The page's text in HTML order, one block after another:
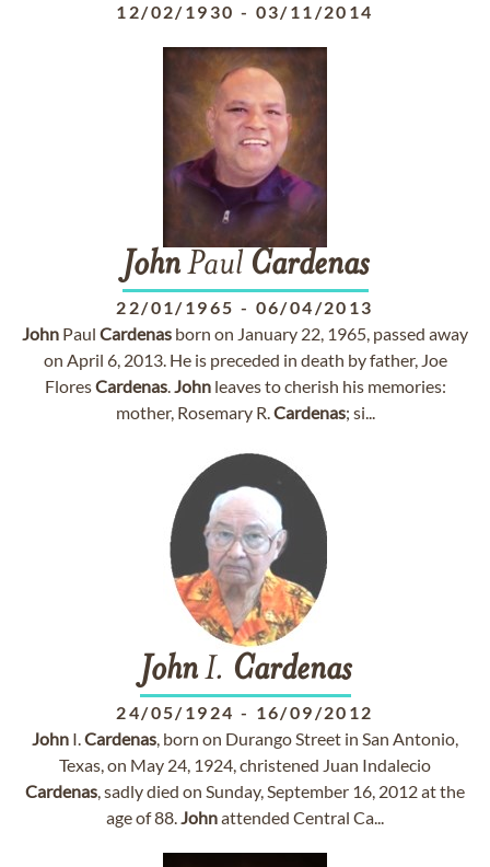
12/02/1930 - 03/11/2014
JohnPaul Cardenas
22/01/1965 - 06/04/2013
John Paul Cardenas born on January 22, 1965, passed away
on April 6, 2013. He is preceded in death by father, Joe
FloresCardenas.Johnleaves to cherish his memories:
mother, Rosemary R.Cardenas; si...
JohnI. Cardenas
24/05/1924 - 16/09/2012
John I.Cardenas, born on Durango Street in San Antonio,
Texas, on May 24, 1924, christened Juan Indalecio
Cardenas, sadly died on Sunday, September 16, 2012 at the
age of 88.Johnattended Central Ca...